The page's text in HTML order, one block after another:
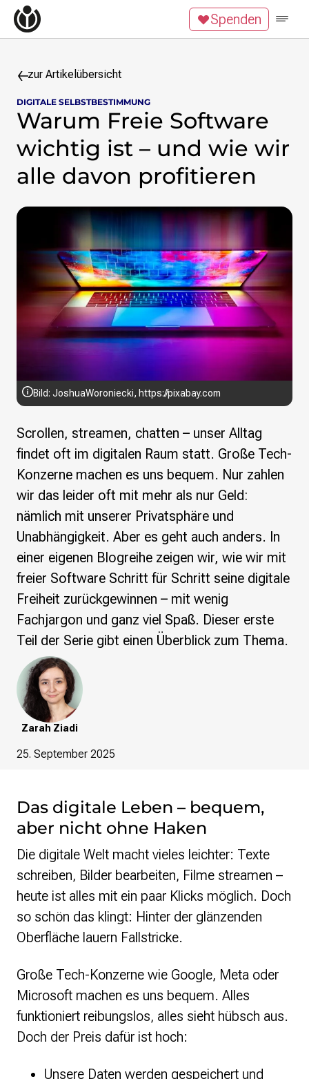
Zum Inhalt überspringen
Wikipedia unterstützen
Spenden
Mitmachen
News
Blog
Veranstaltungen
Publikationen
Tech News
Digitales Ehrenamt
Freie Bildung
Freie Inhalte
Wissensgerechtigkeit
Krieg gegen die Ukraine
Wikimedia Deutschland wird 20!
Wikipedia
Wikidata
Initiativen für freies Wisses
Bündnis Freie Bildung
Bündnis F5
Das ABC des Freien Wissens
Das WikiLibrary Manifest
GLAM – Kultur- und Gedächtnisinstitutionen
Lizenzhinweisgenerator
Monsters of Law
Offene Kulturdaten
Projekt Technische Wünsche
re•shape
Verschlusssache Prüfung
Wissen. Macht. Gerechtigkeit.
Wikipedia-Schwesterprojekte
MediaWiki
Wikibase
Wikisource
Wikivoyage
Über uns
Verein
Unsere Werte
Strategische Ausrichtung 2030
Ansprechpartner*innen
Transparenz
Suchen
Zum Inhalt überspringen
Spenden
zur Artikelübersicht
DIGITALE SELBSTBESTIMMUNG
Warum Freie Software
wichtig ist – und wie wir
alle davon profitieren
Bild: JoshuaWoroniecki, https://pixabay.com
Scrollen, streamen, chatten – unser Alltag
findet oft im digitalen Raum statt. Große Tech-
Konzerne machen es uns bequem. Nur zahlen
wir das leider oft mit mehr als nur Geld:
nämlich mit unserer Privatsphäre und
Unabhängigkeit. Aber es geht auch anders. In
einer eigenen Blogreihe zeigen wir, wie wir mit
freier Software Schritt für Schritt seine digitale
Freiheit zurückgewinnen – mit wenig
Fachjargon und ganz viel Spaß. Dieser erste
Teil der Serie gibt einen Überblick zum Thema.
Zarah Ziadi
25. September 2025
Das digitale Leben – bequem,
aber nicht ohne Haken
Die digitale Welt macht vieles leichter: Texte
schreiben, Bilder bearbeiten, Filme streamen –
heute ist alles mit ein paar Klicks möglich. Doch
so schön das klingt: Hinter der glänzenden
Oberfläche lauern Fallstricke.
Große Tech-Konzerne wie Google, Meta oder
Microsoft machen es uns bequem. Alles
funktioniert reibungslos, alles sieht hübsch aus.
Doch der Preis dafür ist hoch:
Unsere Daten werden gespeichert und